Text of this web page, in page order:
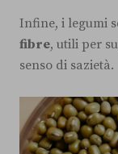
Infine, i legumi
fibre, utili per
senso di sazietà.